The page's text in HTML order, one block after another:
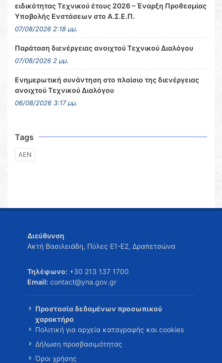
ειδικότητας Τεχνικού έτους 2026 – Έναρξη Προθεσμίας
Υποβολής Ενστάσεων στο Α.Σ.Ε.Π.
07/08/2026 2:18 μμ.
Παράταση διενέργειας ανοιχτού Τεχνικού Διαλόγου
07/08/2026 2 μμ.
Ενημερωτική συνάντηση στο πλαίσιο της διενέργειας
ανοιχτού Τεχνικού Διαλόγου
06/08/2026 3:17 μμ.
Tags
ΑΕΝ
Διεύθυνση
Ακτή Βασιλειάδη, Πύλες Ε1-Ε2, Δραπετσώνα
Τηλέφωνο: +30 213 137 1700
Email: contact@yna.gov.gr
Προστασία δεδομένων προσωπικού
χαρακτήρα
Πολιτική για αρχεία καταγραφής και cookies
Δήλωση προσβασιμότητας
Όροι χρήσης